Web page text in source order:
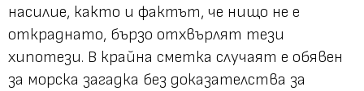
насилие, както и фактът, че нищо не е
откраднато, бързо отхвърлят тези
хипотези. В крайна сметка случаят е обявен
за морска загадка без доказателства за